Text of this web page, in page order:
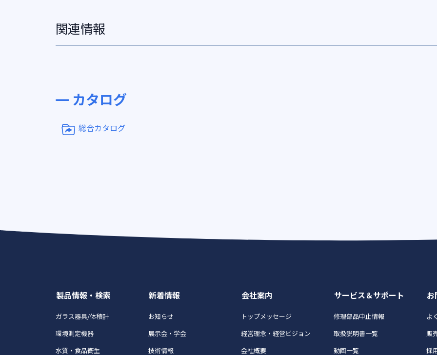
関連情報
カタログ
総合カタログ
製品情報・検索
ガラス器具/体積計
環境測定機器
水質・食品衛生
新着情報
お知らせ
展示会・学会
技術情報
会社案内
トップメッセージ
経営理念・経営ビジョン
会社概要
サービス＆サポート
修理部品中止情報
取扱説明書一覧
動画一覧
お
よ
販
採